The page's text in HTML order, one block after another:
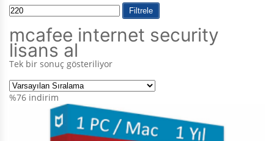
Filtrele
mcafee internet security
lisans al
Tek bir sonuç gösteriliyor
%76 indirim